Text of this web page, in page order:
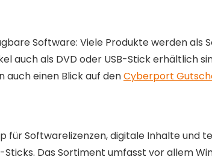
Software: Viele Produkte werden als
auch als DVD oder USB-Stick erhältlich
einen Blick auf denCyberport
für Softwarelizenzen, digitale Inhalte und
Das Sortiment umfasst vor allem